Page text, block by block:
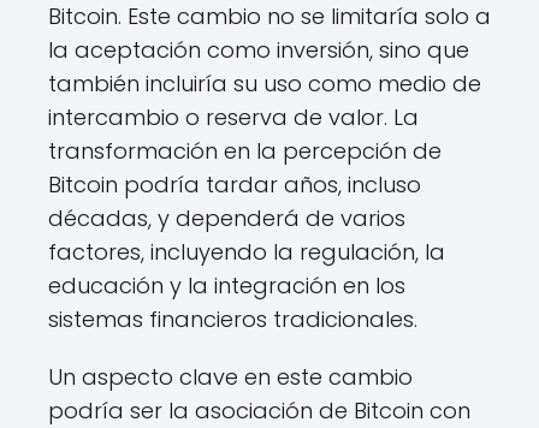
Bitcoin. Este cambio no se limitaría solo a
la aceptación como inversión, sino que
también incluiría su uso como medio de
intercambio o reserva de valor. La
transformación en la percepción de
Bitcoin podría tardar años, incluso
décadas, y dependerá de varios
factores, incluyendo la regulación, la
educación y la integración en los
sistemas financieros tradicionales.
Un aspecto clave en este cambio
podría ser la asociación de Bitcoin con